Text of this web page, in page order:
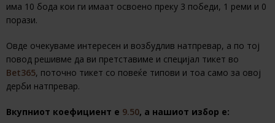
има 10 бода кои ги имаат освоено преку 3 победи, 1 реми и 0
порази.
Овде очекуваме интересен и возбудлив натпревар, а по тој
повод решивме да ви претставиме и специјал тикет во
Bet365, поточно тикет со повеќе типови и тоа само за овој
дерби натпревар.
Вкупниот коефициент е 9.50, a нашиот избор е: